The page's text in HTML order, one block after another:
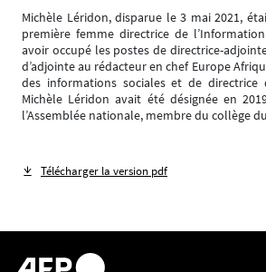
Michèle Léridon, disparue le 3 mai 2021,
première femme directrice de
avoir occupé les postes de directrice-
d’adjointe au rédacteur en chef Europe
des informations sociales et de directrice
Michèle Léridon avait été désignée en
l’Assemblée nationale, membre du collège
Télécharger la version pdf